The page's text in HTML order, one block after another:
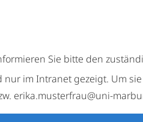
Sie bitte den
nur im Intranet gezeigt. Um
erika.musterfrau@uni-